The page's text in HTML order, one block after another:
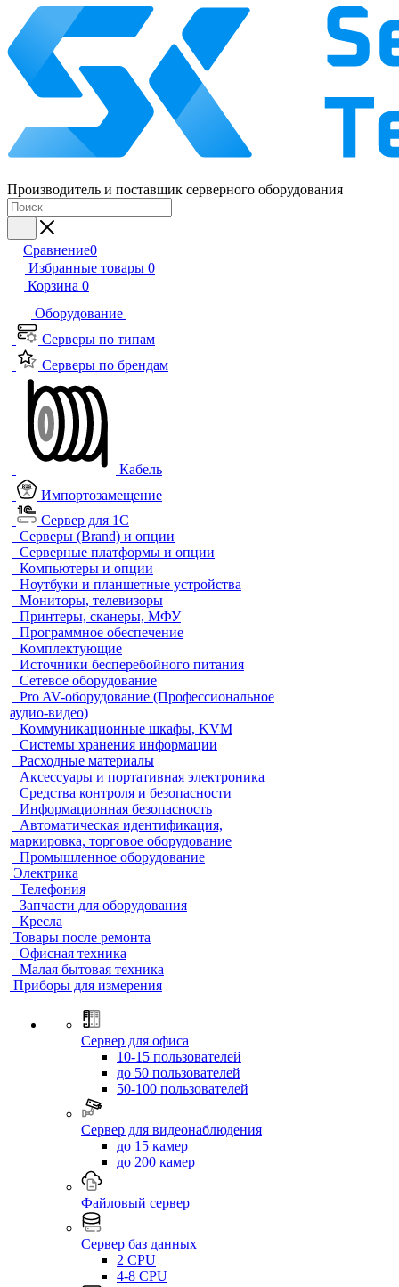
Производитель и поставщик серверного оборудования
Сравнение0
Избранные товары 0
Корзина 0
Оборудование
Серверы по типам
Серверы по брендам
Кабель
Импортозамещение
Сервер для 1С
Серверы (Brand) и опции
Серверные платформы и опции
Компьютеры и опции
Ноутбуки и планшетные устройства
Мониторы, телевизоры
Принтеры, сканеры, МФУ
Программное обеспечение
Комплектующие
Источники бесперебойного питания
Сетевое оборудование
Pro AV-оборудование (Профессиональное
аудио-видео)
Коммуникационные шкафы, KVM
Системы хранения информации
Расходные материалы
Аксессуары и портативная электроника
Средства контроля и безопасности
Информационная безопасность
Автоматическая идентификация,
маркировка, торговое оборудование
Промышленное оборудование
Электрика
Телефония
Запчасти для оборудования
Кресла
Товары после ремонта
Офисная техника
Малая бытовая техника
Приборы для измерения
Сервер для офиса
10-15 пользователей
до 50 пользователей
50-100 пользователей
Сервер для видеонаблюдения
до 15 камер
до 200 камер
Файловый сервер
Сервер баз данных
2 CPU
4-8 CPU